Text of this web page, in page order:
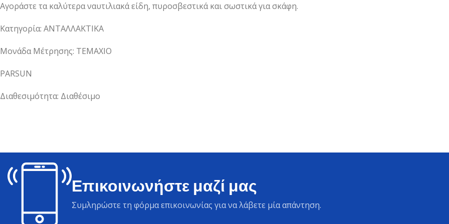
Αγοράστε τα καλύτερα ναυτιλιακά είδη, πυροσβεστικά και σωστικά για σκάφη.
Κατηγορία: ΑΝΤΑΛΛΑΚΤΙΚΑ
Μονάδα Μέτρησης: ΤΕΜΑΧΙΟ
PARSUN
Διαθεσιμότητα: Διαθέσιμο
Επικοινωνήστε μαζί μας
Συμληρώστε τη φόρμα επικοινωνίας για να λάβετε μία απάντηση.